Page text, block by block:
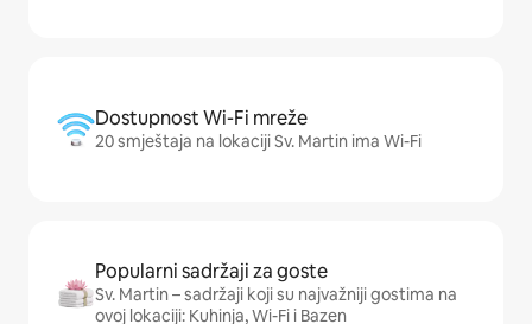
Dostupnost Wi-Fi mreže
20 smještaja na lokaciji Sv. Martin ima Wi-Fi
Popularni sadržaji za goste
Sv. Martin – sadržaji koji su najvažniji gostima na
ovoj lokaciji: Kuhinja, Wi-Fi i Bazen